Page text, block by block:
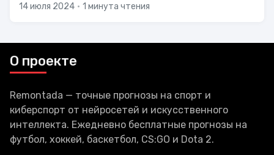
14 июля 2024 • 1 минута чтения
О проекте
Remontada — точные прогнозы на спорт и
киберспорт от нейросетей и искусственного
интеллекта. Ежедневно бесплатные прогнозы на
футбол, хоккей, баскетбол, CS:GO и Dota 2.